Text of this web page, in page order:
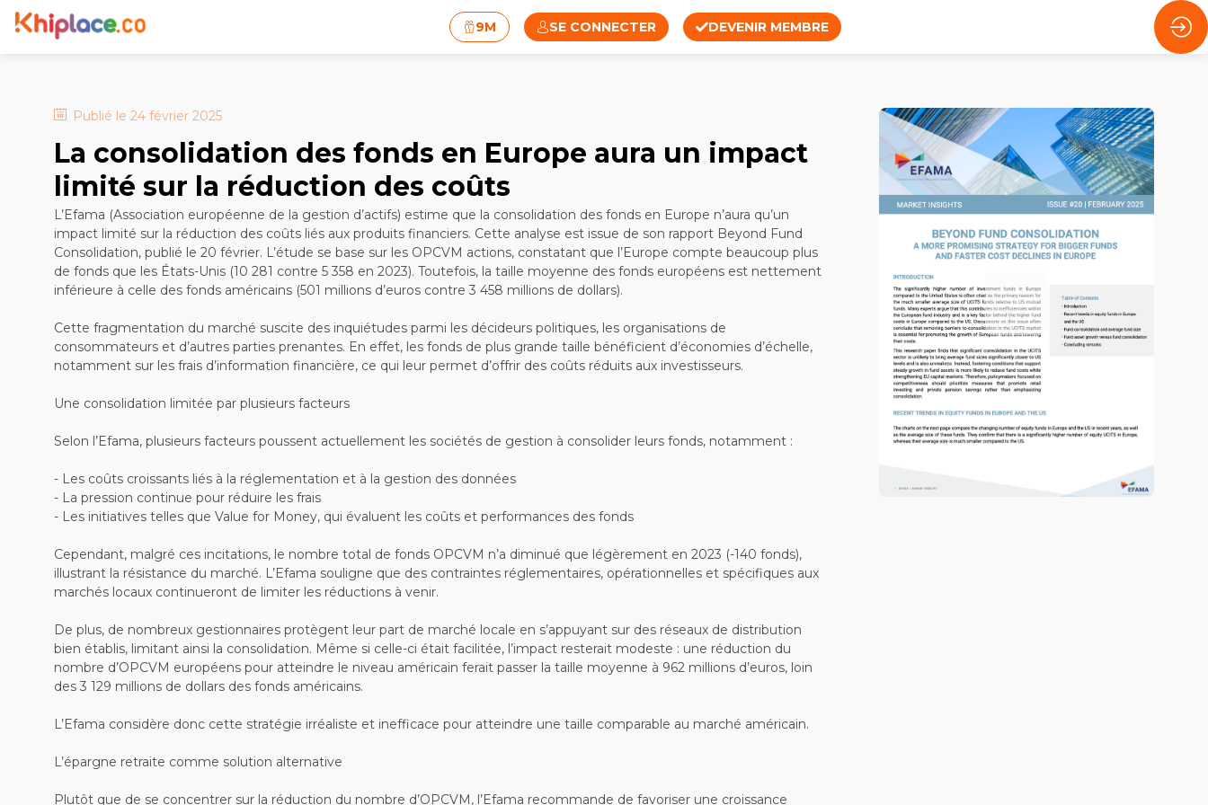
9M SE CONNECTER DEVENIR MEMBRE
Publié le 24 février 2025
La consolidation des fonds en Europe aura un impact
limité sur la réduction des coûts
L’Efama (Association européenne de la gestion d’actifs) estime que la consolidation des fonds en Europe n’aura qu’un
impact limité sur la réduction des coûts liés aux produits financiers. Cette analyse est issue de son rapport Beyond Fund
Consolidation, publié le 20 février. L’étude se base sur les OPCVM actions, constatant que l’Europe compte beaucoup plus
de fonds que les États-Unis (10 281 contre 5 358 en 2023). Toutefois, la taille moyenne des fonds européens est nettement
inférieure à celle des fonds américains (501 millions d’euros contre 3 458 millions de dollars).
Cette fragmentation du marché suscite des inquiétudes parmi les décideurs politiques, les organisations de
consommateurs et d’autres parties prenantes. En effet, les fonds de plus grande taille bénéficient d’économies d’échelle,
notamment sur les frais d’information financière, ce qui leur permet d’offrir des coûts réduits aux investisseurs.
Une consolidation limitée par plusieurs facteurs
Selon l’Efama, plusieurs facteurs poussent actuellement les sociétés de gestion à consolider leurs fonds, notamment :
- Les coûts croissants liés à la réglementation et à la gestion des données
- La pression continue pour réduire les frais
- Les initiatives telles que Value for Money, qui évaluent les coûts et performances des fonds
Cependant, malgré ces incitations, le nombre total de fonds OPCVM n’a diminué que légèrement en 2023 (-140 fonds),
illustrant la résistance du marché. L’Efama souligne que des contraintes réglementaires, opérationnelles et spécifiques aux
marchés locaux continueront de limiter les réductions à venir.
De plus, de nombreux gestionnaires protègent leur part de marché locale en s’appuyant sur des réseaux de distribution
bien établis, limitant ainsi la consolidation. Même si celle-ci était facilitée, l’impact resterait modeste : une réduction du
nombre d’OPCVM européens pour atteindre le niveau américain ferait passer la taille moyenne à 962 millions d’euros, loin
des 3 129 millions de dollars des fonds américains.
L’Efama considère donc cette stratégie irréaliste et inefficace pour atteindre une taille comparable au marché américain.
L’épargne retraite comme solution alternative
Plutôt que de se concentrer sur la réduction du nombre d’OPCVM, l’Efama recommande de favoriser une croissance